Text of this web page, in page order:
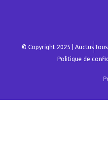
© Copyright 2025 | Auctus
Politique de